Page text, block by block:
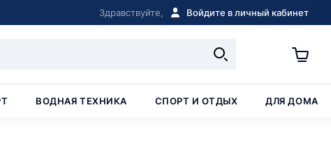
Здравствуйте, Войдите в личный кабинет
ВОДНАЯ ТЕХНИКА СПОРТ И ОТДЫХ ДЛЯ ДОМА